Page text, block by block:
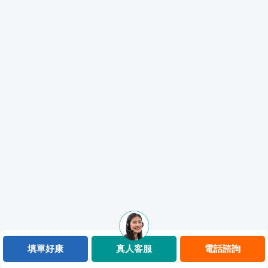
填單好康 真人客服 電話諮詢